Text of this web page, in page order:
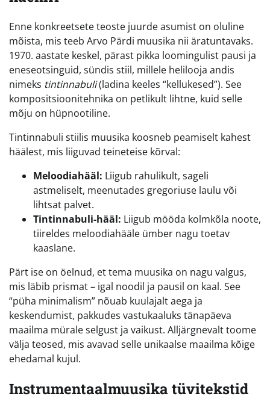
Enne konkreetsete teoste juurde asumist on oluline
mõista, mis teeb Arvo Pärdi muusika nii äratuntavaks.
1970. aastate keskel, pärast pikka loomingulist pausi ja
eneseotsinguid, sündis stiil, millele helilooja andis
nimeks tintinnabuli(ladina keeles “kellukesed”). See
kompositsioonitehnika on petlikult lihtne, kuid selle
mõju on hüpnootiline.
Tintinnabuli stiilis muusika koosneb peamiselt kahest
häälest, mis liiguvad teineteise kõrval:
Meloodiahääl: Liigub rahulikult, sageli
astmeliselt, meenutades gregoriuse laulu või
lihtsat palvet.
Tintinnabuli-hääl: Liigub mööda kolmkõla noote,
tiireldes meloodiahääle ümber nagu toetav
kaaslane.
Pärt ise on öelnud, et tema muusika on nagu valgus,
mis läbib prismat – igal noodil ja pausil on kaal. See
“püha minimalism” nõuab kuulajalt aega ja
keskendumist, pakkudes vastukaaluks tänapäeva
maailma mürale selgust ja vaikust. Alljärgnevalt toome
välja teosed, mis avavad selle unikaalse maailma kõige
ehedamal kujul.
Instrumentaalmuusika tüvitekstid